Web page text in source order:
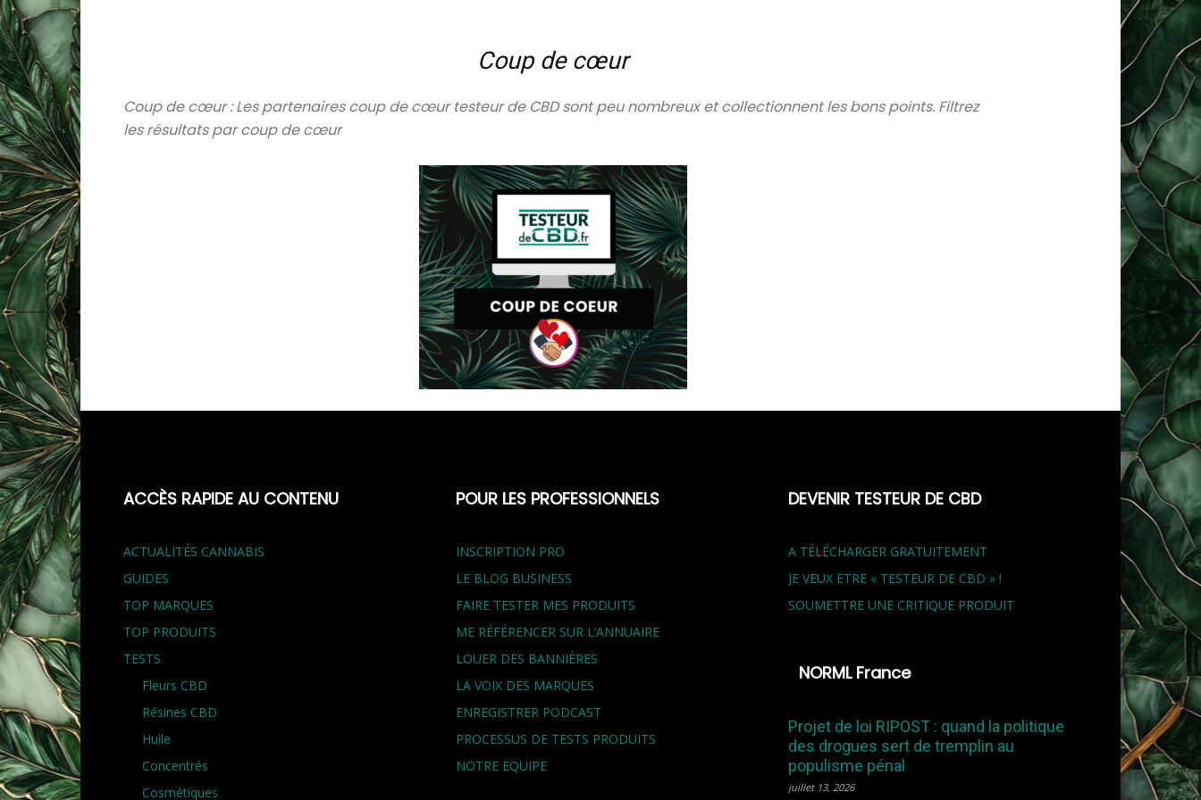
Coup de cœur
Coup de cœur : Les partenaires coup de cœur testeur de CBD sont peu nombreux et collectionnent les bons points. Filtrez
les résultats par coup de cœur
ACCÈS RAPIDE AU CONTENU
ACTUALITÉS CANNABIS
GUIDES
TOP MARQUES
TOP PRODUITS
TESTS
Fleurs CBD
Résines CBD
Huile
Concentrés
Cosmétiques
POUR LES PROFESSIONNELS
INSCRIPTION PRO
LE BLOG BUSINESS
FAIRE TESTER MES PRODUITS
ME RÉFÉRENCER SUR L’ANNUAIRE
LOUER DES BANNIÈRES
LA VOIX DES MARQUES
ENREGISTRER PODCAST
PROCESSUS DE TESTS PRODUITS
NOTRE EQUIPE
DEVENIR TESTEUR DE CBD
A TÉLÉCHARGER GRATUITEMENT
JE VEUX ETRE « TESTEUR DE CBD » !
SOUMETTRE UNE CRITIQUE PRODUIT
NORML France
Projet de loi RIPOST : quand la politique
des drogues sert de tremplin au
populisme pénal
juillet 13, 2026